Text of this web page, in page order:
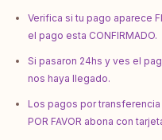
Verifica si tu pago aparece
el pago esta CONFIRMADO.
Si pasaron 24hs y ves el
nos haya llegado.
Los pagos por
POR FAVOR abona con